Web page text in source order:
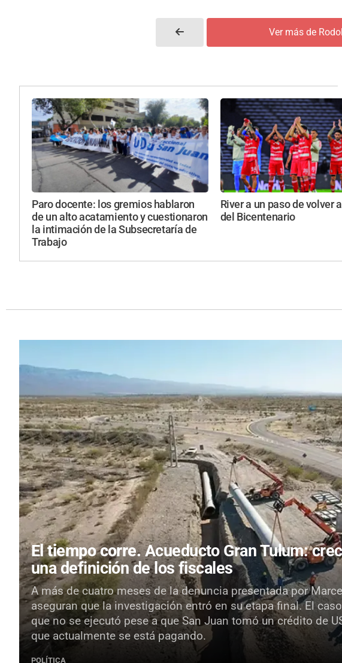
Ver más de
Paro docente: los gremios hablaron
de un alto acatamiento y cuestionaron
la intimación de la Subsecretaría de
Trabajo
River a un paso de volver
del Bicentenario
El tiempo corre.Acueducto Gran Tulum:
una definición de los fiscales
A más de cuatro meses de la denuncia presentada por
aseguran que la investigación entró en su etapa final. El
que no se ejecutó pese a que San Juan tomó un crédito de
que actualmente se está pagando.
POLÍTICA